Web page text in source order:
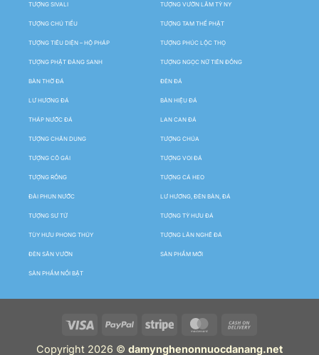
TƯỢNG SIVALI TƯỢNG VƯỜN LÂM TỲ NY
TƯỢNG CHÚ TIỂU TƯỢNG TAM THẾ PHẬT
TƯỢNG TIÊU DIỆN – HỘ PHÁP TƯỢNG PHÚC LỘC THỌ
TƯỢNG PHẬT ĐẢNG SANH TƯỢNG NGỌC NỮ TIÊN ĐỒNG
BÀN THỜ ĐÁ ĐÈN ĐÁ
LƯ HƯƠNG ĐÁ BẢN HIỆU ĐÁ
THÁP NƯỚC ĐÁ LAN CAN ĐÁ
TƯỢNG CHÂN DUNG TƯỢNG CHÚA
TƯỢNG CÔ GÁI TƯỢNG VOI ĐÁ
TƯỢNG RỒNG TƯỢNG CÁ HEO
ĐÀI PHUN NƯỚC LƯ HƯƠNG, ĐÈN BÀN, ĐÁ
TƯỢNG SƯ TỬ TƯỢNG TỲ HƯU ĐÁ
TÙY HƯU PHONG THỦY TƯỢNG LÂN NGHÊ ĐÁ
ĐÈN SÂN VƯỜN SẢN PHẨM MỚI
SẢN PHẨM NỔI BẬT
Copyright 2026 © damynghenonnuocdanang.net